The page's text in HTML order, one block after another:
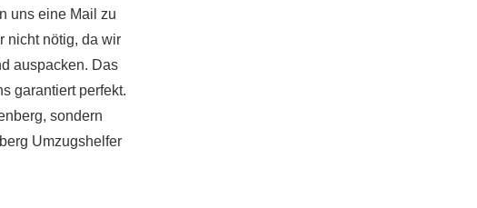
uns eine Mail zu
nicht nötig, da wir
auspacken. Das
garantiert perfekt.
sondern
Umzugshelfer